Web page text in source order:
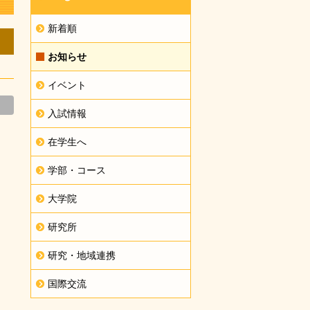
新着順
お知らせ
イベント
入試情報
在学生へ
学部・コース
大学院
研究所
研究・地域連携
国際交流